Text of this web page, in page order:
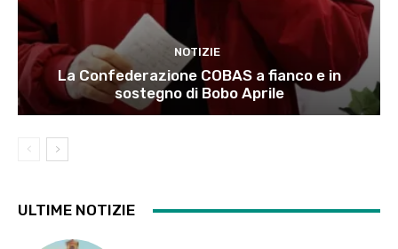
NOTIZIE
La Confederazione COBAS a fianco e in
sostegno di Bobo Aprile
ULTIME NOTIZIE